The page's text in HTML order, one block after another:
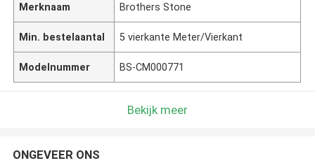
Merknaam Brothers Stone
Min. bestelaantal 5 vierkante Meter/Vierkant
Modelnummer BS-CM000771
Bekijk meer
ONGEVEER ONS